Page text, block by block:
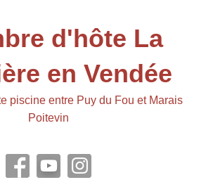
d'hôte La
en Vendée
piscine entre Puy du Fou et Marais
Poitevin